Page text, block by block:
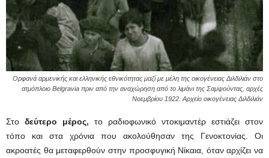
Ορφανά αρμενικής και ελληνικής εθνικότητας μαζί με μέλη της οικογένειας Διλδιλιάν στο
ατμόπλοιο Belgravia πριν από την αναχώρηση από το λιμάνι της Σαμψούντας, αρχές
Νοεμβρίου 1922. Αρχείο οικογένειας Διλδιλιάν
Στο δεύτερο μέρος, το ραδιοφωνικό ντοκιμαντέρ εστιάζει στον
τόπο και στα χρόνια που ακολούθησαν της Γενοκτονίας. Οι
ακροατές θα μεταφερθούν στην προσφυγική Νίκαια, όταν αρχίζει να